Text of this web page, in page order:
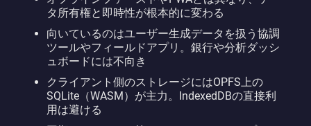
タ所有権と即時性が根本的に変わる
向いているのはユーザー生成データを扱う協調
ツールやフィールドアプリ。銀行や分析ダッシ
ュボードには不向き
クライアント側のストレージにはOPFS上の
SQLite（WASM）が主力。IndexedDBの直接利
用は避ける